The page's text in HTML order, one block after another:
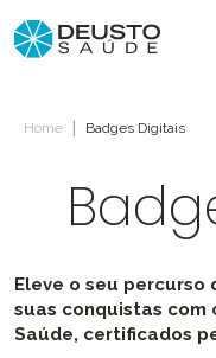
Home | Badges Digitais
Eleve o seu percurso
suas conquistas com
Saúde, certificados